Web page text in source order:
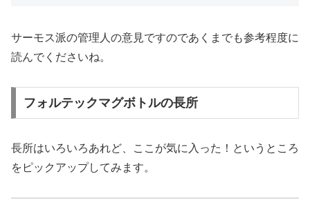
サーモス派の管理人の意見ですのであくまでも参考程度に
読んでくださいね。
フォルテックマグボトルの長所
長所はいろいろあれど、ここが気に入った！というところ
をピックアップしてみます。